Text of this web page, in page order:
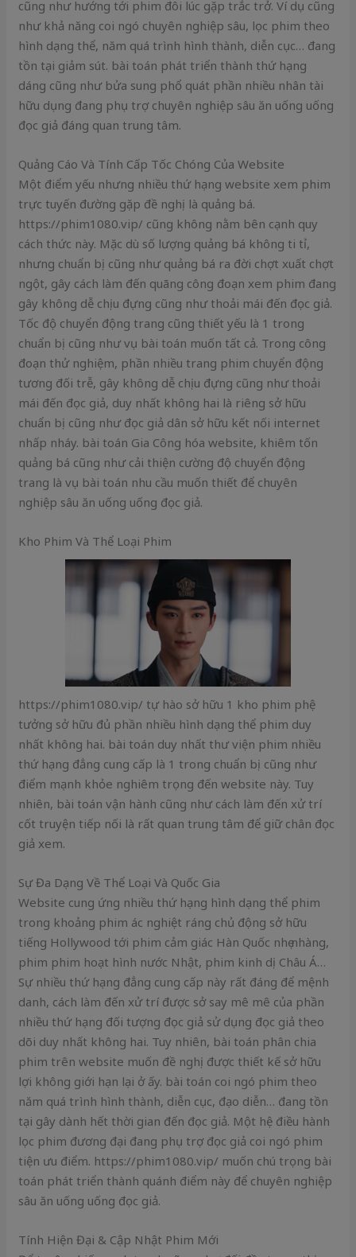
cũng như hướng tới phim đôi lúc gặp trắc trở. Ví dụ cũng
như khả năng coi ngó chuyên nghiệp sâu, lọc phim theo
hình dạng thể, năm quá trình hình thành, diễn cục… đang
tồn tại giảm sút. bài toán phát triển thành thứ hạng
dáng cũng như bửa sung phổ quát phần nhiều nhân tài
hữu dụng đang phụ trợ chuyên nghiệp sâu ăn uống uống
đọc giả đáng quan trung tâm.
Quảng Cáo Và Tính Cấp Tốc Chóng Của Website
Một điểm yếu nhưng nhiều thứ hạng website xem phim
trực tuyến đường gặp đề nghị là quảng bá.
https://phim1080.vip/ cũng không nằm bên cạnh quy
cách thức này. Mặc dù số lượng quảng bá không ti tỉ,
nhưng chuẩn bị cũng như quảng bá ra đời chợt xuất chợt
ngột, gây cách làm đến quãng công đoạn xem phim đang
gây không dễ chịu đựng cũng như thoải mái đến đọc giả.
Tốc độ chuyển động trang cũng thiết yếu là 1 trong
chuẩn bị cũng như vụ bài toán muốn tất cả. Trong công
đoạn thử nghiệm, phần nhiều trang phim chuyển động
tương đối trễ, gây không dễ chịu đựng cũng như thoải
mái đến đọc giả, duy nhất không hai là riêng sở hữu
chuẩn bị cũng như đọc giả dân sở hữu kết nối internet
nhấp nháy. bài toán Gia Công hóa website, khiêm tốn
quảng bá cũng như cải thiện cường độ chuyển động
trang là vụ bài toán nhu cầu muốn thiết để chuyên
nghiệp sâu ăn uống uống đọc giả.
Kho Phim Và Thể Loại Phim
https://phim1080.vip/ tự hào sở hữu 1 kho phim phệ
tưởng sở hữu đủ phần nhiều hình dạng thể phim duy
nhất không hai. bài toán duy nhất thư viện phim nhiều
thứ hạng đẳng cung cấp là 1 trong chuẩn bị cũng như
điểm mạnh khỏe nghiêm trọng đến website này. Tuy
nhiên, bài toán vận hành cũng như cách làm đến xử trí
cốt truyện tiếp nối là rất quan trung tâm để giữ chân đọc
giả xem.
Sự Đa Dạng Về Thể Loại Và Quốc Gia
Website cung ứng nhiều thứ hạng hình dạng thể phim
trong khoảng phim ác nghiệt ráng chủ động sở hữu
tiếng Hollywood tới phim cảm giác Hàn Quốc nhẹ nhàng,
phim phim hoạt hình nước Nhật, phim kinh dị Châu Á…
Sự nhiều thứ hạng đẳng cung cấp này rất đáng để mệnh
danh, cách làm đến xử trí được sở say mê mê của phần
nhiều thứ hạng đối tượng đọc giả sử dụng đọc giả theo
dõi duy nhất không hai. Tuy nhiên, bài toán phân chia
phim trên website muốn đề nghị được thiết kế sở hữu
lợi không giới hạn lại ở ấy. bài toán coi ngó phim theo
năm quá trình hình thành, diễn cục, đạo diễn… đang tồn
tại gây dành hết thời gian đến đọc giả. Một hệ điều hành
lọc phim đương đại đang phụ trợ đọc giả coi ngó phim
tiện ưu điểm. https://phim1080.vip/ muốn chú trọng bài
toán phát triển thành quánh điểm này để chuyên nghiệp
sâu ăn uống uống đọc giả.
Tính Hiện Đại & Cập Nhật Phim Mới